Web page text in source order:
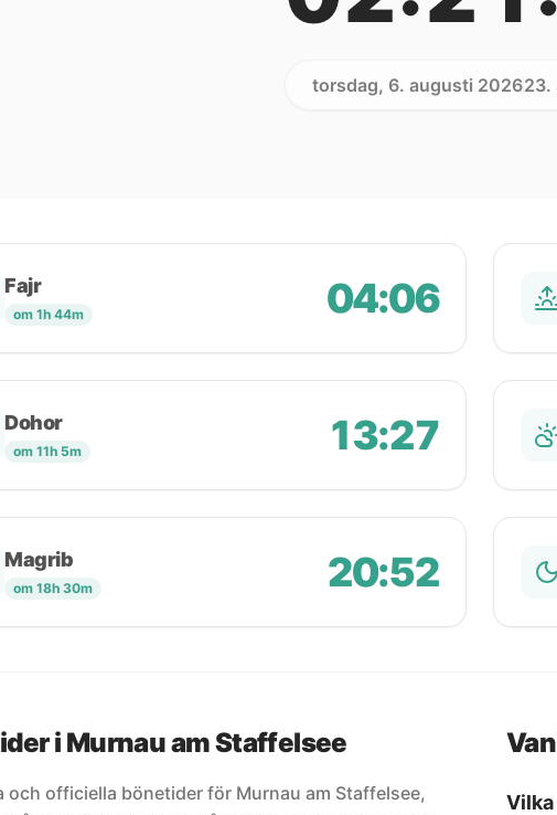
torsdag, 6. augusti 202623.
Fajr
om 1h 44m 04:06
Dohor
om 11h 5m 13:27
Magrib
om 18h 30m 20:52
i Murnau am Staffelsee
och officiella bönetider för Murnau am Staffelsee,